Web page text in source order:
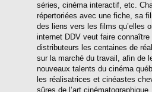
séries, cinéma interactif, etc.
répertoriées avec une fiche, sa
des liens vers les films qu’elles
internet DDV veut faire
distributeurs les centaines de
sur la marché du travail, afin de
nouveaux talents du cinéma
les réalisatrices et cinéastes
sûres de l’art